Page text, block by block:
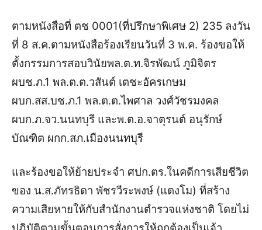
ตามหนังสือที่ ตช 0001(ที่ปรึกษาพิเศษ 2) 235 ลงวัน
ที่ 8 ส.ค.ตามหนังสือร้องเรียนวันที่ 3 พ.ค. ร้องขอให้
ตั้งกรรมการสอบวินัยพล.ต.ท.จิรพัฒน์ ภูมิจิตร
ผบช.ภ.1 พล.ต.ต.วสันต์ เตชะอัครเกษม
ผบก.สส.บช.ภ.1 พล.ต.ต.ไพศาล วงศ์วัชรมงคล
ผบก.ภ.จว.นนทบุรี และพ.ต.อ.จาตุรนต์ อนุรักษ์
บัณฑิต ผกก.สภ.เมืองนนทบุรี
และร้องขอให้ย้ายประจำ ศปก.ตร.ในคดีการเสียชีวิต
ของ น.ส.ภัทรธิดา พัชรวีระพงษ์ (แตงโม) ที่สร้าง
ความเสียหายให้กับสำนักงานตำรวจแห่งชาติ โดยไม่